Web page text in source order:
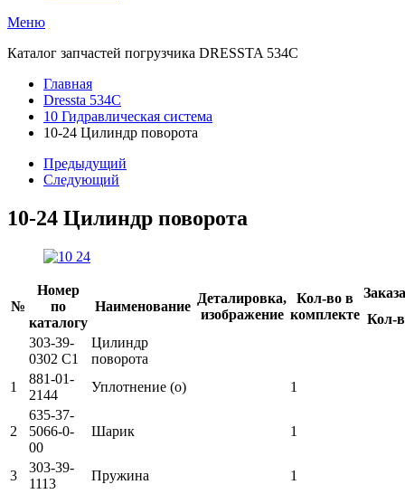
Меню
Каталог запчастей погрузчика DRESSTA 534C
Главная
Dressta 534C
10 Гидравлическая система
10-24 Цилиндр поворота
Предыдущий
Следующий
10-24 Цилиндр поворота
№
Номер
по
каталогу
Наименование
Деталировка,
изображение
Кол-во в
комплекте Кол-
303-39-
0302 C1
Цилиндр
поворота
1
881-01-
2144
Уплотнение (о) 1
2
635-37-
5066-0-
00
Шарик 1
3
303-39-
1113
Пружина 1